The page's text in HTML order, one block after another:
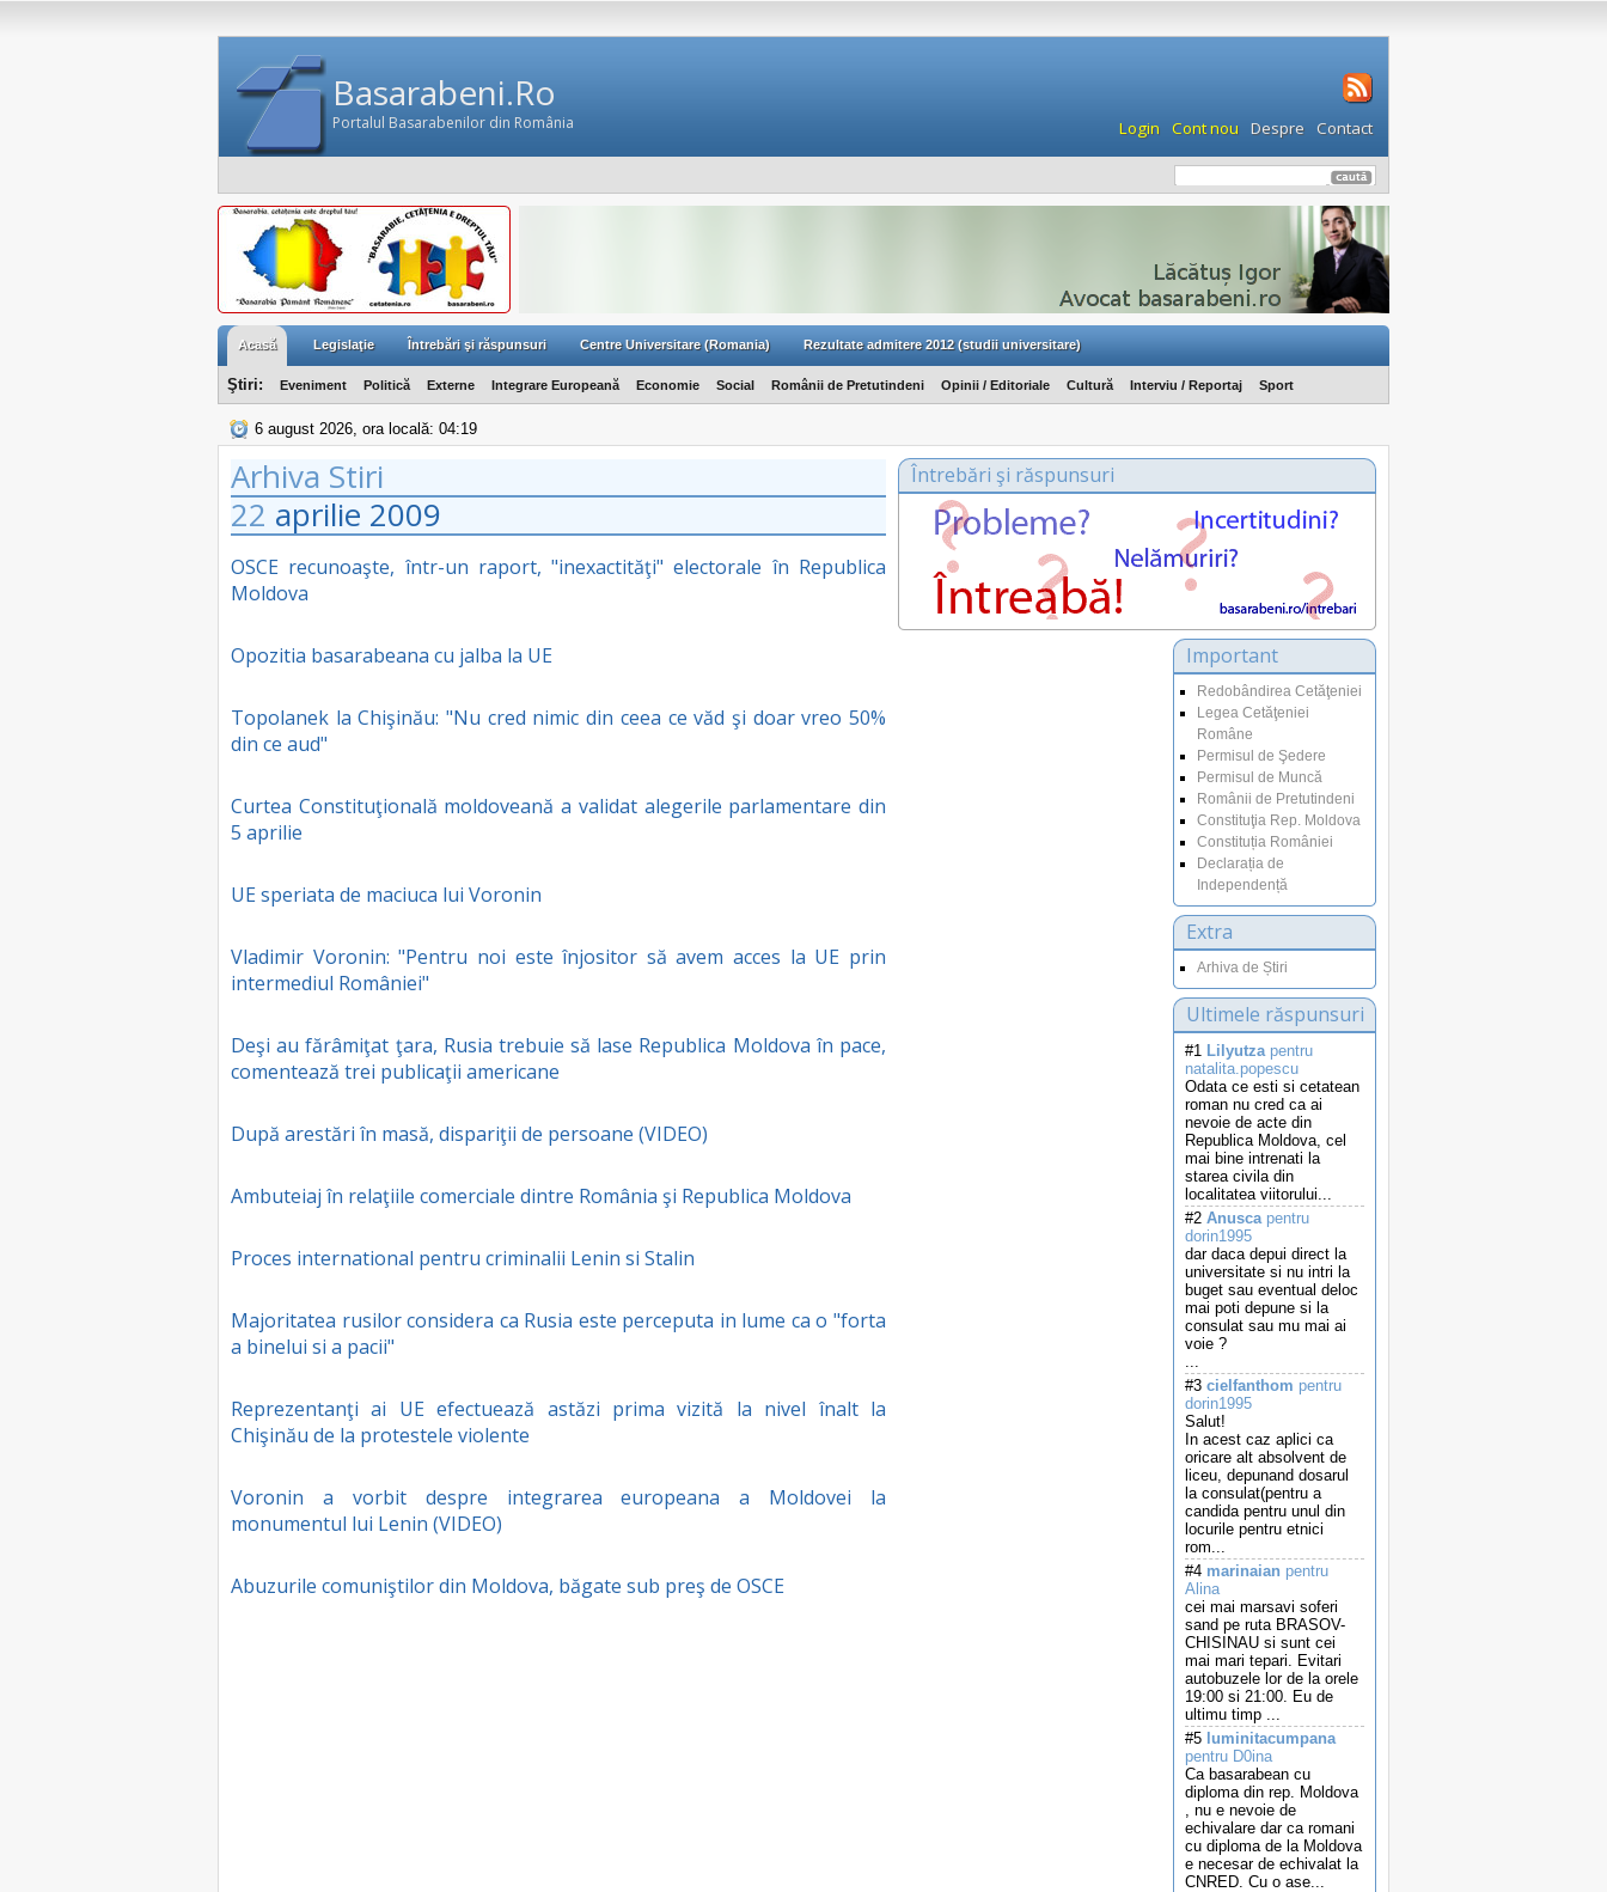
Basarabeni.Ro
Portalul Basarabenilor din România Login Cont nou Despre Contact
Acasă Legislaţie Întrebări şi răspunsuri Centre Universitare (Romania) Rezultate admitere 2012 (studii universitare)
Ştiri: Eveniment Politică Externe Integrare Europeană Economie Social Românii de Pretutindeni Opinii / Editoriale Cultură Interviu / Reportaj Sport
6 august 2026, ora locală: 04:19
Arhiva Stiri
22 aprilie 2009
OSCE recunoaşte, într-un raport, "inexactităţi" electorale în Republica
Moldova
Opozitia basarabeana cu jalba la UE
Topolanek la Chişinău: "Nu cred nimic din ceea ce văd şi doar vreo 50%
din ce aud"
Curtea Constituţională moldoveană a validat alegerile parlamentare din
5 aprilie
UE speriata de maciuca lui Voronin
Vladimir Voronin: "Pentru noi este înjositor să avem acces la UE prin
intermediul României"
Deşi au fărâmiţat ţara, Rusia trebuie să lase Republica Moldova în pace,
comentează trei publicaţii americane
După arestări în masă, dispariţii de persoane (VIDEO)
Ambuteiaj în relaţiile comerciale dintre România şi Republica Moldova
Proces international pentru criminalii Lenin si Stalin
Majoritatea rusilor considera ca Rusia este perceputa in lume ca o "forta
a binelui si a pacii"
Reprezentanţi ai UE efectuează astăzi prima vizită la nivel înalt la
Chişinău de la protestele violente
Voronin a vorbit despre integrarea europeana a Moldovei la
monumentul lui Lenin (VIDEO)
Abuzurile comuniştilor din Moldova, băgate sub preş de OSCE
Întrebări şi răspunsuri
Important
Redobândirea Cetăţeniei
Legea Cetăţeniei
Române
Permisul de Şedere
Permisul de Muncă
Românii de Pretutindeni
Constituţia Rep. Moldova
Constituția României
Declarația de
Independență
Extra
Arhiva de Știri
Ultimele răspunsuri
#1 Lilyutzapentru
natalita.popescu
Odata ce esti si cetatean
roman nu cred ca ai
nevoie de acte din
Republica Moldova, cel
mai bine intrenati la
starea civila din
localitatea viitorului...
#2 Anuscapentru
dorin1995
dar daca depui direct la
universitate si nu intri la
buget sau eventual deloc
mai poti depune si la
consulat sau mu mai ai
voie ?
...
#3 cielfanthom pentru
dorin1995
Salut!
In acest caz aplici ca
oricare alt absolvent de
liceu, depunand dosarul
la consulat(pentru a
candida pentru unul din
locurile pentru etnici
rom...
#4 marinaian pentru
Alina
cei mai marsavi soferi
sand pe ruta BRASOV-
CHISINAU si sunt cei
mai mari tepari. Evitari
autobuzele lor de la orele
19:00 si 21:00. Eu de
ultimu timp ...
#5 luminitacumpana
pentru D0ina
Ca basarabean cu
diploma din rep. Moldova
, nu e nevoie de
echivalare dar ca romani
cu diploma de la Moldova
e necesar de echivalat la
CNRED. Cu o ase...